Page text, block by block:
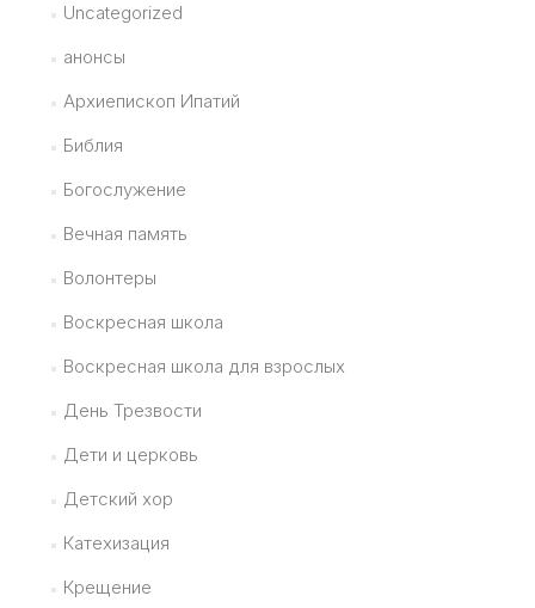
Uncategorized
анонсы
Архиепископ Ипатий
Библия
Богослужение
Вечная память
Волонтеры
Воскресная школа
Воскресная школа для взрослых
День Трезвости
Дети и церковь
Детский хор
Катехизация
Крещение